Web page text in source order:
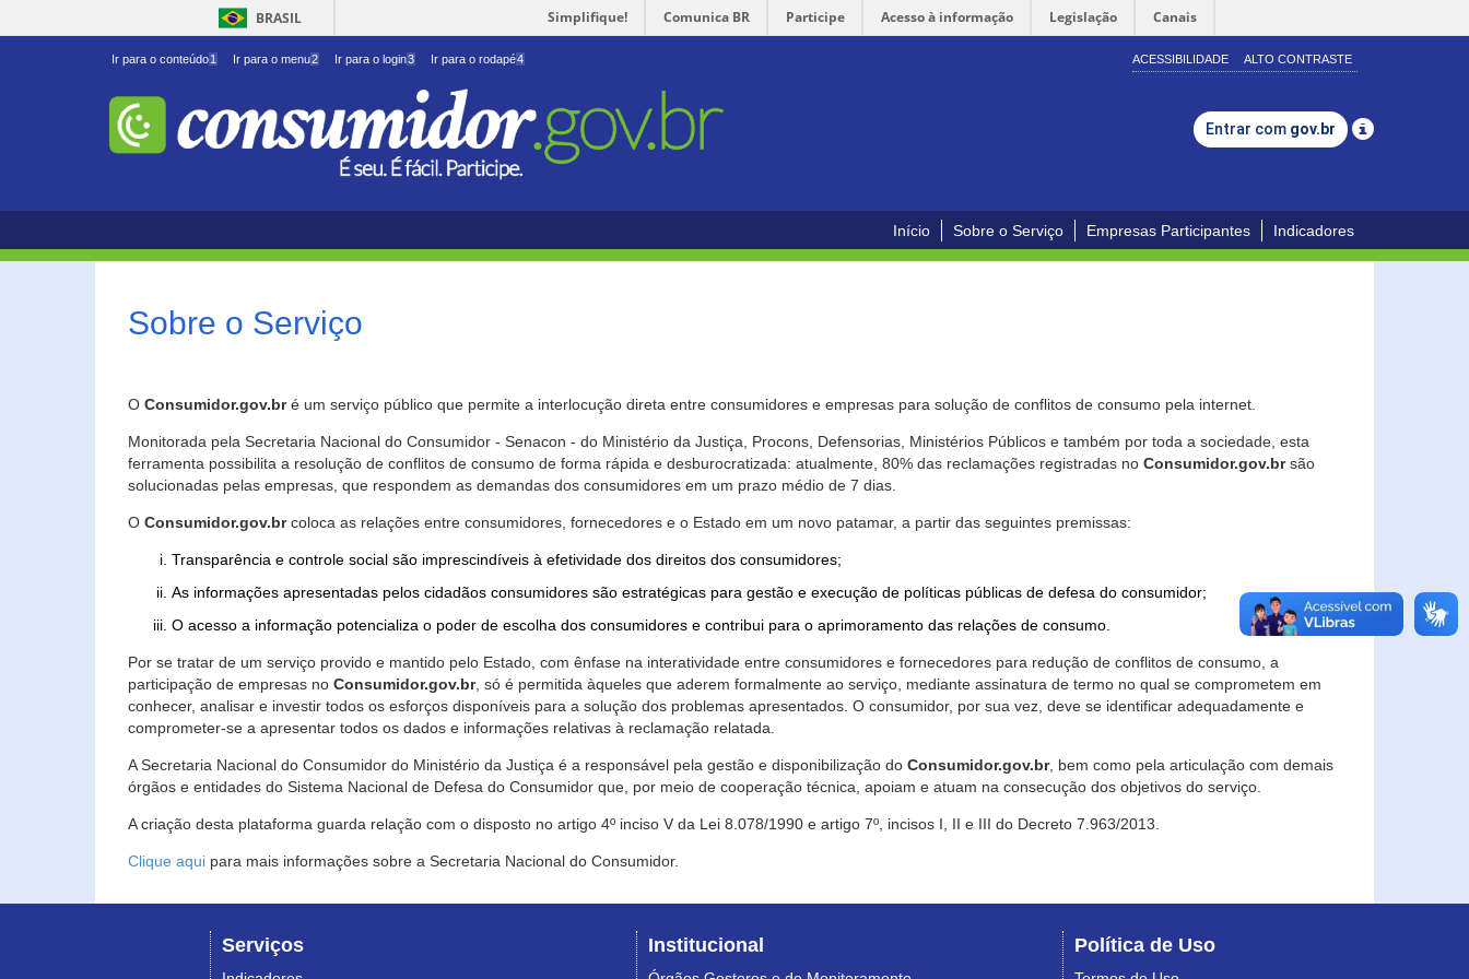
BRASIL Simplifique! Comunica BR Participe Acesso à informação Legislação Canais
Ir para o conteúdo1 Ir para o menu2 Ir para o login3 Ir para o rodapé4 ACESSIBILIDADE ALTO CONTRASTE
Entrar com gov.br
Início Sobre o Serviço Empresas Participantes Indicadores
Sobre o Serviço
O Consumidor.gov.bré um serviço público que permite a interlocução direta entre consumidores e empresas para solução de conflitos de consumo pela internet.
Monitorada pela Secretaria Nacional do Consumidor - Senacon - do Ministério da Justiça, Procons, Defensorias, Ministérios Públicos e também por toda a sociedade, esta
ferramenta possibilita a resolução de conflitos de consumo de forma rápida e desburocratizada: atualmente, 80% das reclamações registradas no Consumidor.gov.brsão
solucionadas pelas empresas, que respondem as demandas dos consumidores em um prazo médio de 7 dias.
O Consumidor.gov.brcoloca as relações entre consumidores, fornecedores e o Estado em um novo patamar, a partir das seguintes premissas:
Transparência e controle social são imprescindíveis à efetividade dos direitos dos consumidores;
As informações apresentadas pelos cidadãos consumidores são estratégicas para gestão e execução de políticas públicas de defesa do consumidor;
O acesso a informação potencializa o poder de escolha dos consumidores e contribui para o aprimoramento das relações de consumo.
Por se tratar de um serviço provido e mantido pelo Estado, com ênfase na interatividade entre consumidores e fornecedores para redução de conflitos de consumo, a
participação de empresas no Consumidor.gov.br, só é permitida àqueles que aderem formalmente ao serviço, mediante assinatura de termo no qual se comprometem em
conhecer, analisar e investir todos os esforços disponíveis para a solução dos problemas apresentados. O consumidor, por sua vez, deve se identificar adequadamente e
comprometer-se a apresentar todos os dados e informações relativas à reclamação relatada.
A Secretaria Nacional do Consumidor do Ministério da Justiça é a responsável pela gestão e disponibilização do Consumidor.gov.br, bem como pela articulação com demais
órgãos e entidades do Sistema Nacional de Defesa do Consumidor que, por meio de cooperação técnica, apoiam e atuam na consecução dos objetivos do serviço.
A criação desta plataforma guarda relação com o disposto no artigo 4º inciso V da Lei 8.078/1990 e artigo 7º, incisos I, II e III do Decreto 7.963/2013.
Clique aqui para mais informações sobre a Secretaria Nacional do Consumidor.
Serviços Institucional Política de Uso